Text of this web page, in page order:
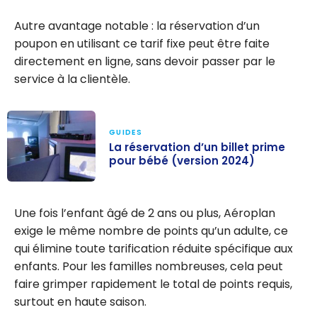
Autre avantage notable : la réservation d’un
poupon en utilisant ce tarif fixe peut être faite
directement en ligne, sans devoir passer par le
service à la clientèle.
d’un billet
prime pour
bébé (version
2024)
GUIDES
La réservation d’un billet prime
pour bébé (version 2024)
Une fois l’enfant âgé de 2 ans ou plus, Aéroplan
exige le même nombre de points qu’un adulte, ce
qui élimine toute tarification réduite spécifique aux
enfants. Pour les familles nombreuses, cela peut
faire grimper rapidement le total de points requis,
surtout en haute saison.